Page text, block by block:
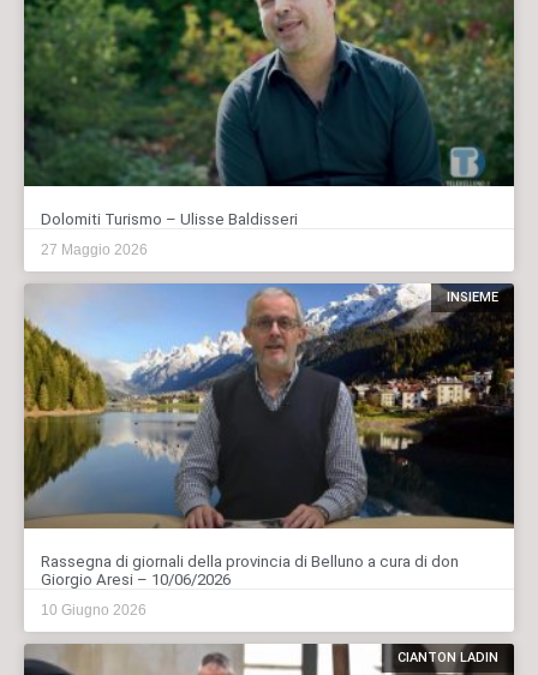
Dolomiti Turismo – Ulisse Baldisseri
27 Maggio 2026
INSIEME
Rassegna di giornali della provincia di Belluno a cura di don
Giorgio Aresi – 10/06/2026
10 Giugno 2026
CIANTON LADIN